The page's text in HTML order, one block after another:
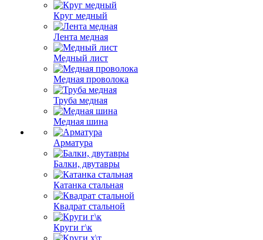
Круг медный
Лента медная
Медный лист
Медная проволока
Труба медная
Медная шина
Арматура
Балки, двутавры
Катанка стальная
Квадрат стальной
Круги г\к